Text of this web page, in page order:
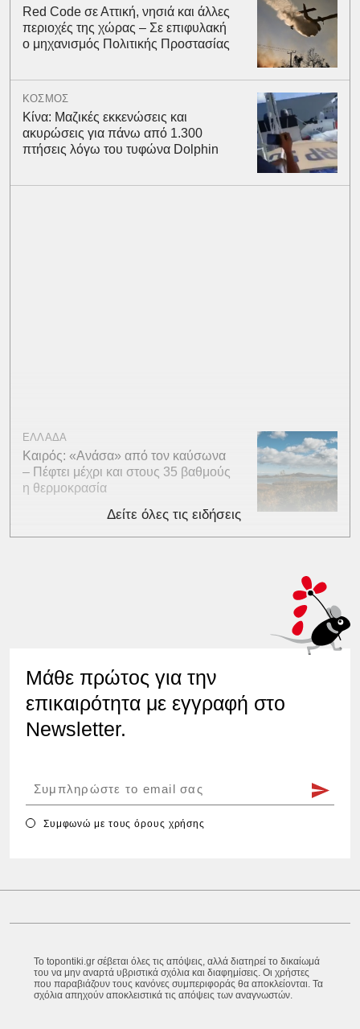
Red Code σε Αττική, νησιά και άλλες
περιοχές της χώρας – Σε επιφυλακή
ο μηχανισμός Πολιτικής Προστασίας
ΚΟΣΜΟΣ
Κίνα: Μαζικές εκκενώσεις και
ακυρώσεις για πάνω από 1.300
πτήσεις λόγω του τυφώνα Dolphin
ΕΛΛΑΔΑ
Καιρός: «Ανάσα» από τον καύσωνα
– Πέφτει μέχρι και στους 35 βαθμούς
η θερμοκρασία
Δείτε όλες τις ειδήσεις
Μάθε πρώτος για την
επικαιρότητα με εγγραφή στο
Newsletter.
Συμφωνώ με τουςόρους χρήσης
Το topontiki.gr σέβεται όλες τις απόψεις, αλλά διατηρεί το δικαίωμά
του να μην αναρτά υβριστικά σχόλια και διαφημίσεις. Οι χρήστες
που παραβιάζουν τους κανόνες συμπεριφοράς θα αποκλείονται. Τα
σχόλια απηχούν αποκλειστικά τις απόψεις των αναγνωστών.